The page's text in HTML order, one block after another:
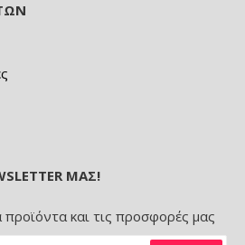
ΜΑΣ!
και τις προσφορές μας